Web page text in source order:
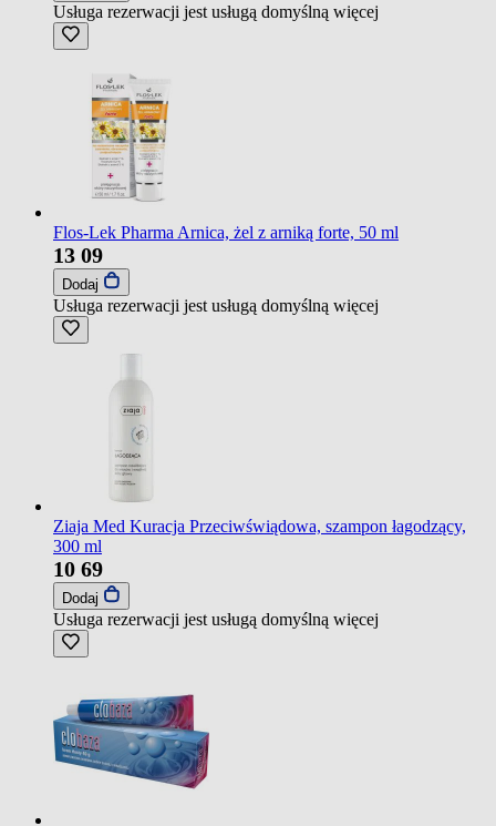
Usługa rezerwacji jest usługą domyślną więcej
Flos-Lek Pharma Arnica, żel z arniką forte, 50 ml
13 09
Dodaj
Usługa rezerwacji jest usługą domyślną więcej
Ziaja Med Kuracja Przeciwświądowa, szampon łagodzący,
300 ml
10 69
Dodaj
Usługa rezerwacji jest usługą domyślną więcej